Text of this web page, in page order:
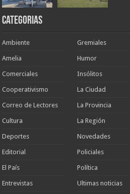
Categorias
Ambiente
Amelia
Comerciales
Cooperativismo
Correo de Lectores
Cultura
Deportes
Editorial
El País
Entrevistas
Gremiales
Humor
Insólitos
La Ciudad
La Provincia
La Región
Novedades
Policiales
Política
Ultimas noticias